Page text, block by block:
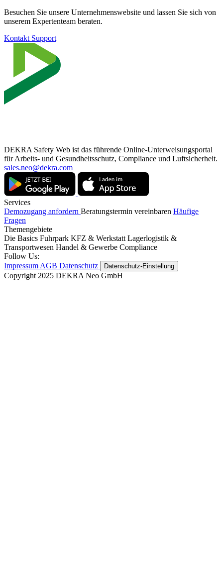
Besuchen Sie unsere Unternehmenswebsite und lassen Sie sich von
unserem Expertenteam beraten.
Kontakt Support
DEKRA Safety Web ist das führende Online-Unterweisungsportal
für Arbeits- und Gesundheitsschutz, Compliance und Luftsicherheit.
sales.neo@dekra.com
Services
Demozugang anfordern Beratungstermin vereinbaren Häufige
Fragen
Themengebiete
Die Basics Fuhrpark KFZ & Werkstatt Lagerlogistik &
Transportwesen Handel & Gewerbe Compliance
Follow Us:
Impressum AGB Datenschutz Datenschutz-Einstellung
Copyright 2025 DEKRA Neo GmbH